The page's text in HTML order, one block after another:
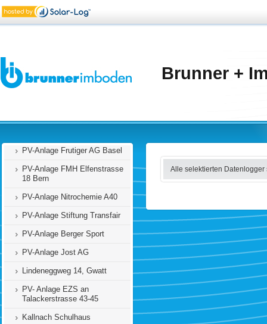
Brunner +
Kanton Bern
PV-Anlage Frutiger AG Basel
PV-Anlage FMH Elfenstrasse
18 Bern
PV-Anlage Nitrochemie A40
PV-Anlage Stiftung Transfair
PV-Anlage Berger Sport
PV-Anlage Jost AG
Lindeneggweg 14, Gwatt
PV- Anlage EZS an
Talackerstrasse 43-45
Kallnach Schulhaus
Alle selektierten